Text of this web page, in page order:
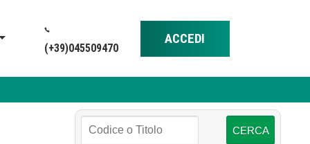
(+39)045509470
ACCEDI